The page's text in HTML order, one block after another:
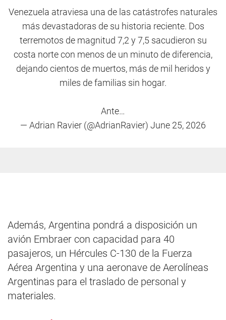
Venezuela atraviesa una de las catástrofes naturales
más devastadoras de su historia reciente. Dos
terremotos de magnitud 7,2 y 7,5 sacudieron su
costa norte con menos de un minuto de diferencia,
dejando cientos de muertos, más de mil heridos y
miles de familias sin hogar.
Ante…
— Adrian Ravier (@AdrianRavier) June 25, 2026
Además, Argentina pondrá a disposición un
avión Embraer con capacidad para 40
pasajeros, un Hércules C-130 de la Fuerza
Aérea Argentina y una aeronave de Aerolíneas
Argentinas para el traslado de personal y
materiales.